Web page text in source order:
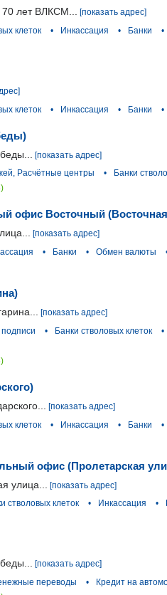
лет ВЛКСМ...
[показать адрес]
клеток • Инкассация • Банки •
клеток • Инкассация • Банки •
[показать адрес]
Расчётные центры • Банки
офис Восточный
[показать адрес]
• Банки • Обмен валюты
[показать адрес]
• Банки стволовых клеток •
[показать адрес]
клеток • Инкассация • Банки •
офис (Пролетарская
улица...
[показать адрес]
стволовых клеток • Инкассация •
[показать адрес]
переводы • Кредит на